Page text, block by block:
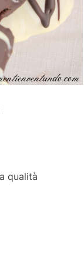
qualità